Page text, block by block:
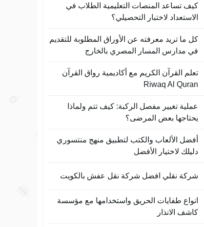
كيف تساعد المنصات التعليمية الطلاب في
الاستعداد لاختبار التحصيلي؟
كل ما تريد معرفته عن الأوراق المطلوبة للتقديم
في مدارس المسار المصري بالخارج
تعلم القرآن الكريم مع أكاديمية رواق القرآن
Riwaq Al Quran
عملية تغيير مفصل الركبة: كيف تتم ولماذا
يحتاجها بعض المرضى؟
أفضل الألعاب والكتب لتطبيق منهج منتسوري
دليلك لاختيار الأفضل
شركة نقلي افضل شركة نقل عفش بالكويت
انواع طفايات الحريق واستخدامها مع مؤسسة
كاشف الانذار